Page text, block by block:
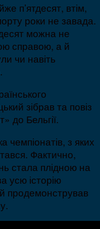
п’ятдесят, втім,
роки не завада.
можна не
справою, а й
чи навіть
зібрав та повіз
до Бельгії.
чемпіонатів, з яких
Фактично,
стала плідною на
усю історію
продемонстрував